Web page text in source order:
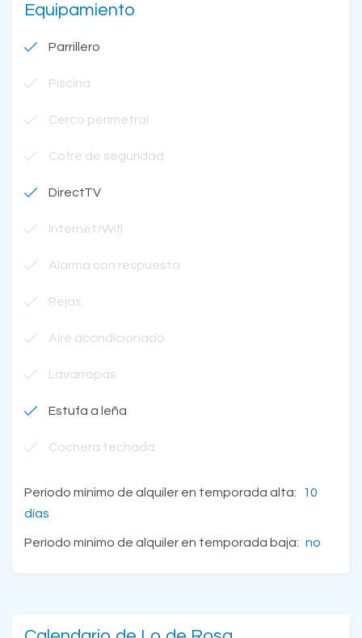
Equipamiento
Parrillero
Piscina
Cerco perimetral
Cofre de seguridad
DirectTV
Internet/Wifi
Alarma con respuesta
Rejas
Aire acondicionado
Lavarropas
Estufa a leña
Cochera techada
Período mínimo de alquiler en temporada alta:
10
días
Período mínimo de alquiler en temporada baja: no